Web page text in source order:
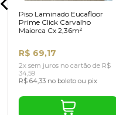
Piso Laminado Eucafloor
Prime Click Carvalho
Maiorca Cx 2,36m²
2x sem juros no cartão de R$
34,59
R$ 64,33 no boleto ou pix